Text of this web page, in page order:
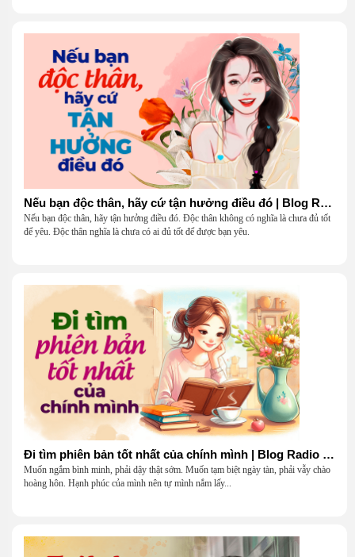
Nếu bạn độc thân, hãy cứ tận hưởng điều đó | Blog Radio 904
Nếu bạn độc thân, hãy tận hưởng điều đó. Độc thân không có nghĩa là chưa đủ tốt
để yêu. Độc thân nghĩa là chưa có ai đủ tốt để được bạn yêu.
Đi tìm phiên bản tốt nhất của chính mình | Blog Radio 903
Muốn ngắm bình minh, phải dậy thật sớm. Muốn tạm biệt ngày tàn, phải vẫy chào
hoàng hôn. Hạnh phúc của mình nên tự mình nắm lấy...